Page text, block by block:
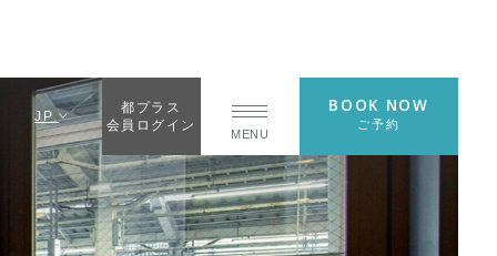
JP
都プラス
会員ログイン
MENU
BOOK NOW
ご予約